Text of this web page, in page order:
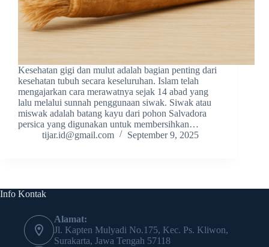
Kesehatan gigi dan mulut adalah bagian penting dari
kesehatan tubuh secara keseluruhan. Islam telah
mengajarkan cara merawatnya sejak 14 abad yang
lalu melalui sunnah penggunaan siwak. Siwak atau
miswak adalah batang kayu dari pohon Salvadora
persica yang digunakan untuk membersihkan…
tijar.id@gmail.com
September 9, 2025
Info Kontak
Alamat:
Jl. Kapten Mulyadi No.175, Kec. Ps. Kliwon,
Surakarta, Jawa Tengah 57118